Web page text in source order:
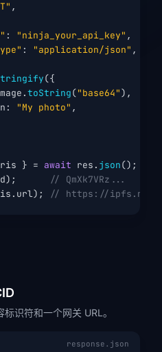
,
: "ninja_your_api_key" ,
: "application/json" ,
({
toString("base64"),
"My photo" ,
} = await res. json
// QmXk7VRz...
// https://
识符和一个网关 URL。
response.json